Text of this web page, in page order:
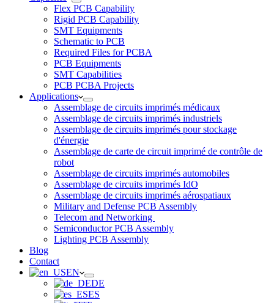
Flex PCB Capability
Rigid PCB Capability
SMT Equipments
Schematic to PCB
Required Files for PCBA
PCB Equipments
SMT Capabilities
PCB PCBA Projects
Applications
Assemblage de circuits imprimés médicaux
Assemblage de circuits imprimés industriels
Assemblage de circuits imprimés pour stockage
d'énergie
Assemblage de carte de circuit imprimé de contrôle de
robot
Assemblage de circuits imprimés automobiles
Assemblage de circuits imprimés IdO
Assemblage de circuits imprimés aérospatiaux
Military and Defense PCB Assembly
Telecom and Networking
Semiconductor PCB Assembly
Lighting PCB Assembly
Blog
Contact
EN
DE
ES